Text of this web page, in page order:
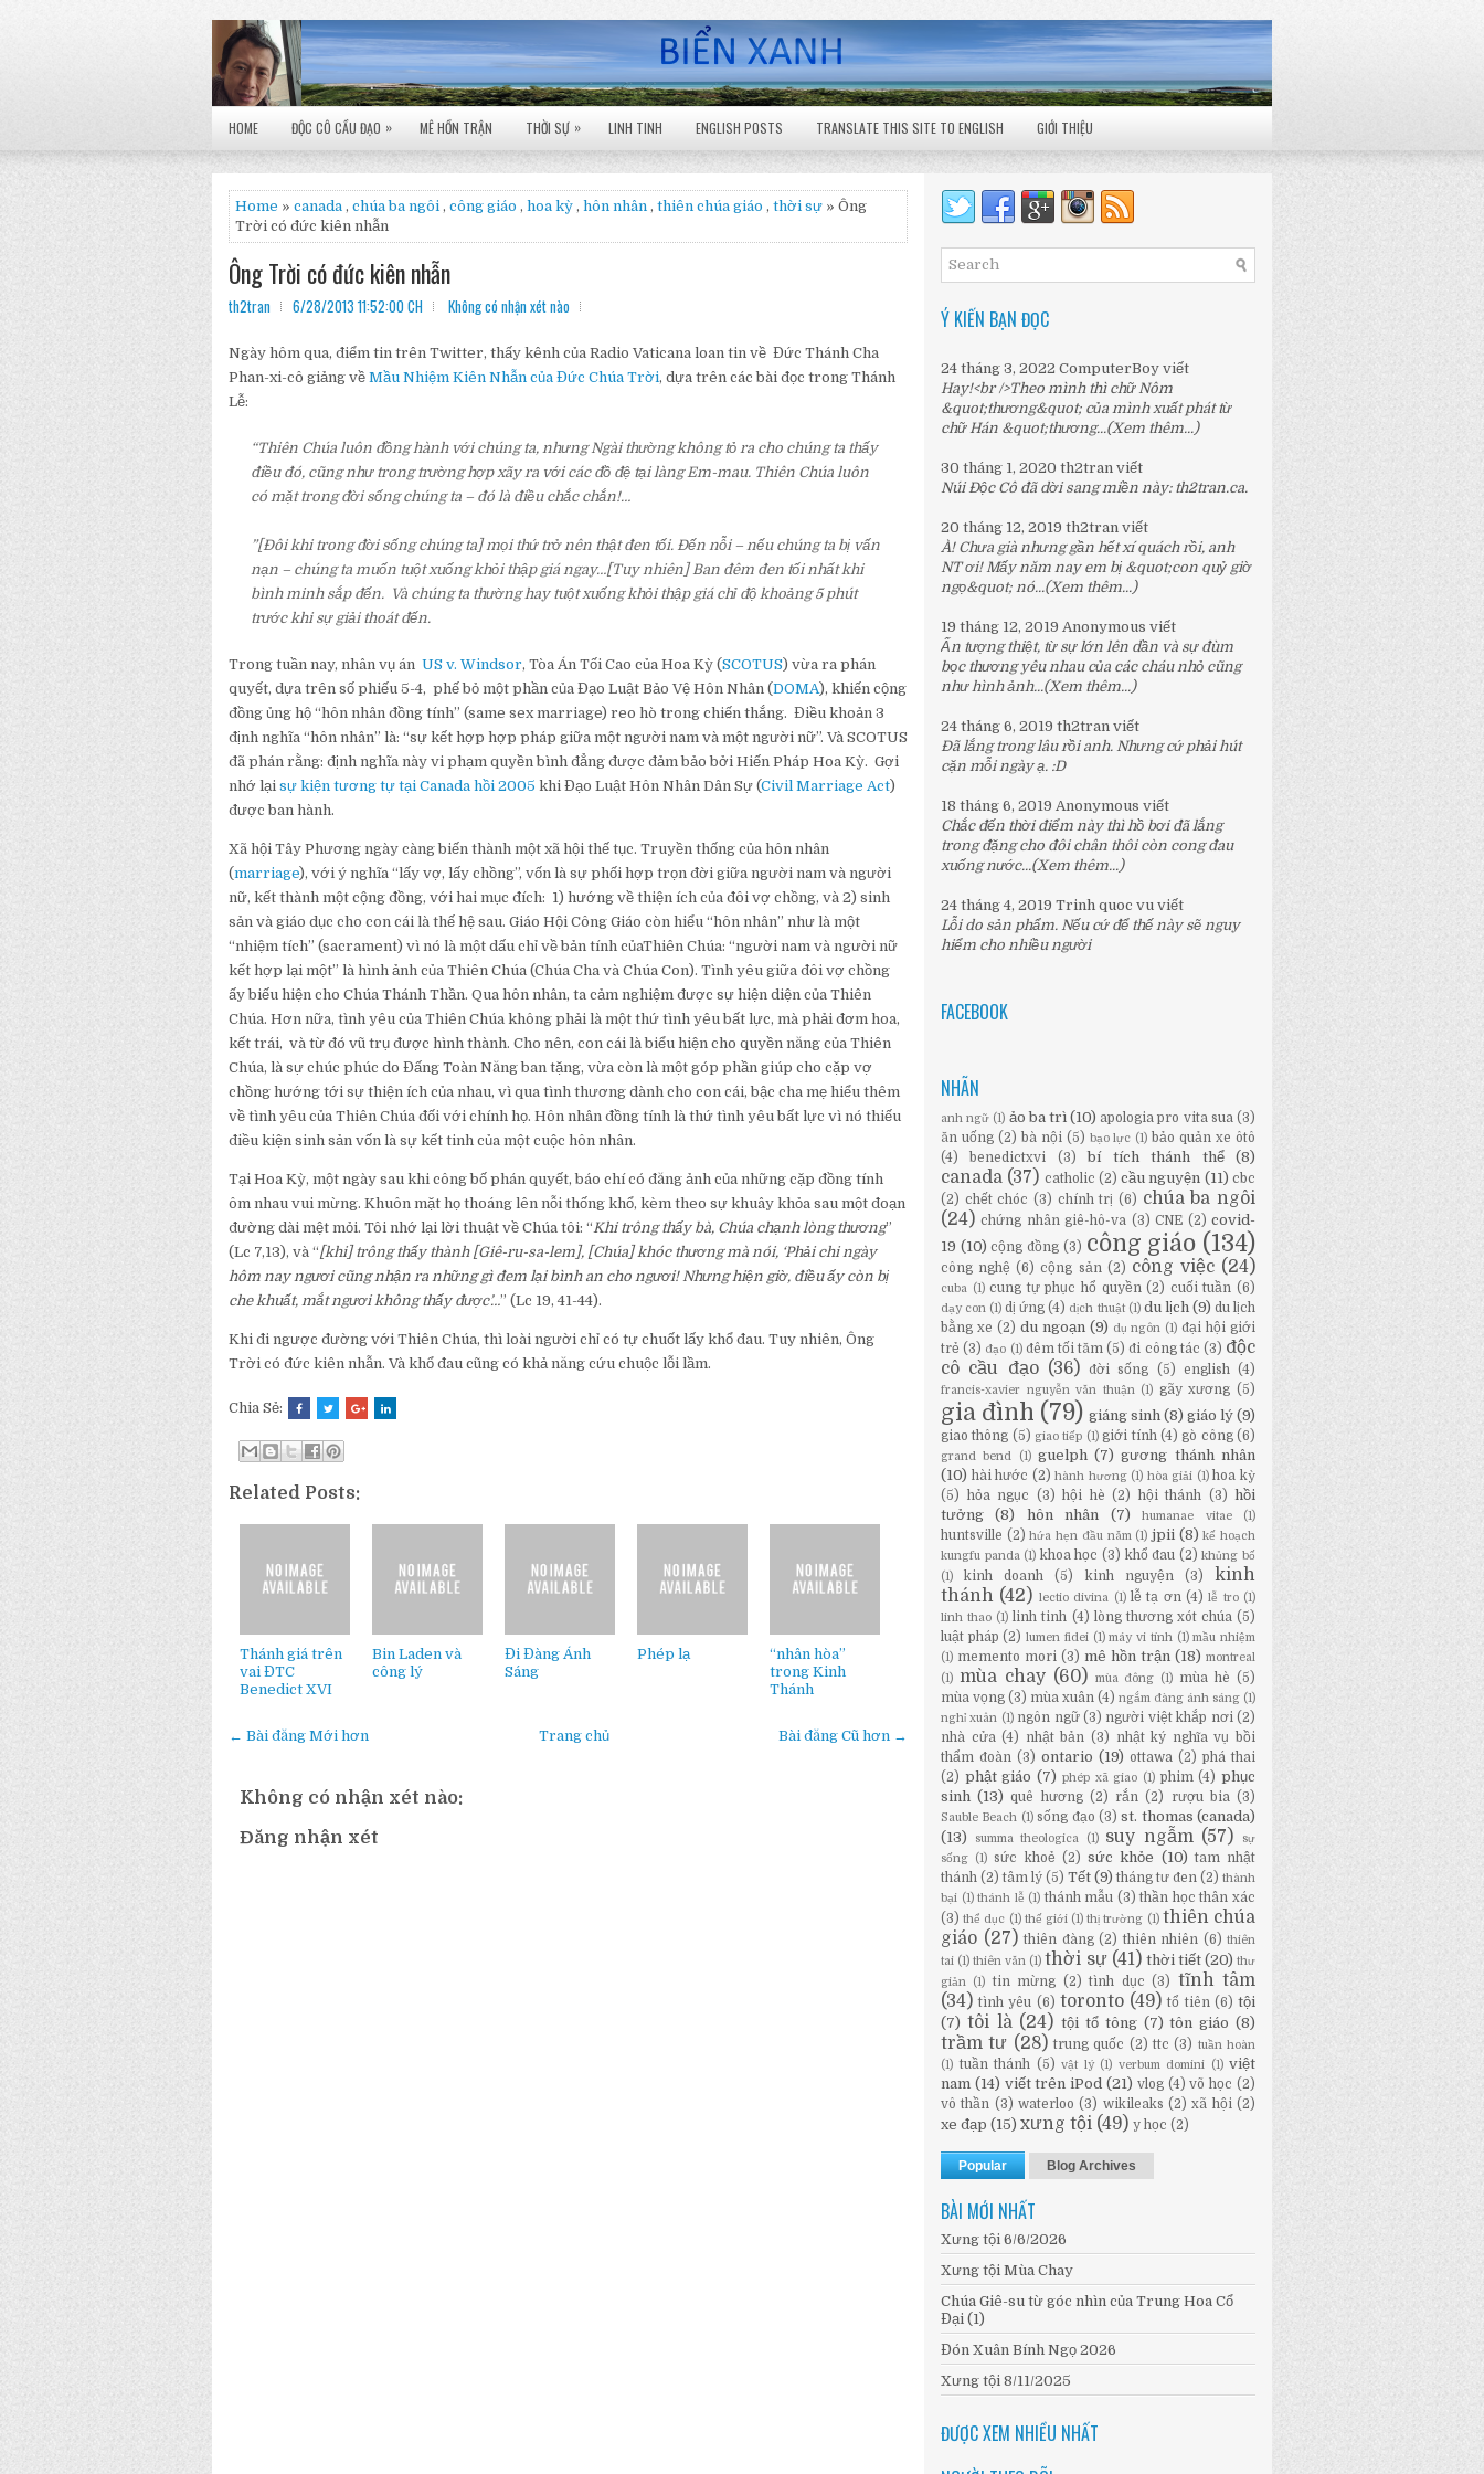
HOME ĐỘC CÔ CẦU ĐẠO » MÊ HỒN TRẬN THỜI SỰ » LINH TINH ENGLISH POSTS TRANSLATE THIS SITE TO ENGLISH GIỚI THIỆU
Home » canada , chúa ba ngôi , công giáo , hoa kỳ , hôn nhân , thiên chúa giáo , thời sự » Ông
Trời có đức kiên nhẫn
Ông Trời có đức kiên nhẫn
th2tran 6/28/2013 11:52:00 CH Không có nhận xét nào
Ngày hôm qua, điểm tin trên Twitter, thấy kênh của Radio Vaticana loan tin về Đức Thánh Cha
Phan-xi-cô giảng về Mầu Nhiệm Kiên Nhẫn của Đức Chúa Trời, dựa trên các bài đọc trong Thánh
Lễ:
“Thiên Chúa luôn đồng hành với chúng ta, nhưng Ngài thường không tỏ ra cho chúng ta thấy
điều đó, cũng như trong trường hợp xãy ra với các đồ đệ tại làng Em-mau. Thiên Chúa luôn
có mặt trong đời sống chúng ta – đó là điều chắc chắn!…
”[Đôi khi trong đời sống chúng ta] mọi thứ trở nên thật đen tối. Đến nỗi – nếu chúng ta bị vấn
nạn – chúng ta muốn tuột xuống khỏi thập giá ngay…[Tuy nhiên] Ban đêm đen tối nhất khi
bình minh sắp đến. Và chúng ta thường hay tuột xuống khỏi thập giá chỉ độ khoảng 5 phút
trước khi sự giải thoát đến.
Trong tuần nay, nhân vụ án US v. Windsor, Tòa Án Tối Cao của Hoa Kỳ (SCOTUS) vừa ra phán
quyết, dựa trên số phiếu 5-4, phế bỏ một phần của Đạo Luật Bảo Vệ Hôn Nhân (DOMA), khiến cộng
đồng ủng hộ “hôn nhân đồng tính” (same sex marriage) reo hò trong chiến thắng. Điều khoản 3
định nghĩa “hôn nhân” là: “sự kết hợp hợp pháp giữa một người nam và một người nữ”. Và SCOTUS
đã phán rằng: định nghĩa này vi phạm quyền bình đẳng được đảm bảo bởi Hiến Pháp Hoa Kỳ. Gợi
nhớ lại sự kiện tương tự tại Canada hồi 2005 khi Đạo Luật Hôn Nhân Dân Sự (Civil Marriage Act)
được ban hành.
Xã hội Tây Phương ngày càng biến thành một xã hội thế tục. Truyền thống của hôn nhân
(marriage), với ý nghĩa “lấy vợ, lấy chồng”, vốn là sự phối hợp trọn đời giữa người nam và người
nữ, kết thành một cộng đồng, với hai mục đích: 1) hướng về thiện ích của đôi vợ chồng, và 2) sinh
sản và giáo dục cho con cái là thế hệ sau. Giáo Hội Công Giáo còn hiểu “hôn nhân” như là một
“nhiệm tích” (sacrament) vì nó là một dấu chỉ về bản tính củaThiên Chúa: “người nam và người nữ
kết hợp lại một” là hình ảnh của Thiên Chúa (Chúa Cha và Chúa Con). Tình yêu giữa đôi vợ chồng
ấy biếu hiện cho Chúa Thánh Thần. Qua hôn nhân, ta cảm nghiệm được sự hiện diện của Thiên
Chúa. Hơn nữa, tình yêu của Thiên Chúa không phải là một thứ tình yêu bất lực, mà phải đơm hoa,
kết trái, và từ đó vũ trụ được hình thành. Cho nên, con cái là biểu hiện cho quyền năng của Thiên
Chúa, là sự chúc phúc do Đấng Toàn Năng ban tặng, vừa còn là một góp phần giúp cho cặp vợ
chồng hướng tới sự thiện ích của nhau, vì qua tình thương dành cho con cái, bậc cha mẹ hiểu thêm
về tình yêu của Thiên Chúa đối với chính họ. Hôn nhân đồng tính là thứ tình yêu bất lực vì nó thiếu
điều kiện sinh sản vốn là sự kết tinh của một cuộc hôn nhân.
Tại Hoa Kỳ, một ngày sau khi công bố phán quyết, báo chí có đăng ảnh của những cặp đồng tính
ôm nhau vui mừng. Khuôn mặt họ thoáng lên nỗi thống khổ, kèm theo sự khuây khỏa sau một đoạn
đường dài mệt mỏi. Tôi nhớ lại lời thuật về Chúa tôi: “Khi trông thấy bà, Chúa chạnh lòng thương”
(Lc 7,13), và “[khi] trông thấy thành [Giê-ru-sa-lem], [Chúa] khóc thương mà nói, ‘Phải chi ngày
hôm nay ngươi cũng nhận ra những gì đem lại bình an cho ngươi! Nhưng hiện giờ, điều ấy còn bị
che khuất, mắt ngươi không thấy được’…” (Lc 19, 41-44).
Khi đi ngược đường với Thiên Chúa, thì loài người chỉ có tự chuốt lấy khổ đau. Tuy nhiên, Ông
Trời có đức kiên nhẫn. Và khổ đau cũng có khả năng cứu chuộc lỗi lầm.
Chia Sẻ:
Related Posts:
Thánh giá trên
vai ĐTC
Benedict XVI
Bin Laden và
công lý
Đi Đàng Ánh
Sáng
Phép lạ
“nhân hòa”
trong Kinh
Thánh
← Bài đăng Mới hơn Bài đăng Cũ hơn →
Trang chủ
Không có nhận xét nào:
Đăng nhận xét
Ý KIẾN BẠN ĐỌC
24 tháng 3, 2022 ComputerBoy viết
Hay!<br />Theo mình thì chữ Nôm
&quot;thương&quot; của mình xuất phát từ
chữ Hán &quot;thương...(Xem thêm...)
30 tháng 1, 2020 th2tran viết
Núi Độc Cô đã dời sang miền này: th2tran.ca.
20 tháng 12, 2019 th2tran viết
À! Chưa già nhưng gần hết xí quách rồi, anh
NT ơi! Mấy năm nay em bị &quot;con quỷ giờ
ngọ&quot; nó...(Xem thêm...)
19 tháng 12, 2019 Anonymous viết
Ấn tượng thiệt, từ sự lớn lên dần và sự đùm
bọc thương yêu nhau của các cháu nhỏ cũng
như hình ảnh...(Xem thêm...)
24 tháng 6, 2019 th2tran viết
Đã lắng trong lâu rồi anh. Nhưng cứ phải hút
cặn mỗi ngày ạ. :D
18 tháng 6, 2019 Anonymous viết
Chắc đến thời điểm này thì hồ bơi đã lắng
trong đặng cho đôi chân thôi còn cong đau
xuống nước...(Xem thêm...)
24 tháng 4, 2019 Trinh quoc vu viết
Lỗi do sản phẩm. Nếu cứ để thế này sẽ nguy
hiểm cho nhiều người
FACEBOOK
NHÃN
anh ngữ (1) ảo ba trì (10) apologia pro vita sua (3)
ăn uống (2) bà nội (5) bạo lực (1) bảo quản xe ôtô
(4)
benedictxvi (3) bí tích thánh thể (8)
canada (37) catholic (2) cầu nguyện (11) cbc
(2) chết chóc (3) chính trị (6) chúa ba ngôi
(24) chứng nhân giê-hô-va (3) CNE (2) covid-
19 (10) cộng đồng (3) công giáo (134)
công nghệ (6) cộng sản (2) công việc (24)
cuba (1) cung tự phục hổ quyền (2) cuối tuần (6)
dạy con (1) dị ứng (4) dịch thuật (1) du lịch (9) du lịch
bằng xe (2) du ngoạn (9) dụ ngôn (1) đại hội giới
trẻ (3) đạo (1) đêm tối tăm (5) đi công tác (3) độc
cô cầu đạo (36) đời sống (5) english (4)
francis-xavier nguyễn văn thuận (1) gãy xương (5)
gia đình (79) giáng sinh (8) giáo lý (9)
giao thông (5) giao tiếp (1) giới tính (4) gò công (6)
grand bend (1) guelph (7) gương thánh nhân
(10) hài hước (2) hành hương (1) hòa giải (1) hoa kỳ
(5) hỏa ngục (3) hội hè (2) hội thánh (3) hồi
tưởng
(8) hôn nhân (7) humanae vitae (1)
huntsville (2) hứa hẹn đầu năm (1) jpii (8) kế hoạch
kungfu panda (1) khoa học (3) khổ đau (2) khủng bố
(1)
kinh doanh (5) kinh nguyện (3)
kinh
thánh (42) lectio divina (1) lễ tạ ơn (4) lễ tro (1)
linh thao (1) linh tinh (4) lòng thương xót chúa (5)
luật pháp (2) lumen fidei (1) máy vi tính (1) mầu nhiệm
(1) memento mori (3) mê hồn trận (18) montreal
(1) mùa chay (60) mùa đông (1) mùa hè (5)
mùa vọng (3) mùa xuân (4) ngắm đàng ánh sáng (1)
nghỉ xuân (1) ngôn ngữ (3) người việt khắp nơi (2)
nhà cửa (4) nhật bản (3) nhật ký nghĩa vụ bồi
thẩm đoàn (3) ontario (19) ottawa (2) phá thai
(2) phật giáo (7) phép xã giao (1) phim (4) phục
sinh (13) quê hương (2) rắn (2) rượu bia (3)
Sauble Beach (1) sống đạo (3) st. thomas (canada)
(13)
summa theologica (1) suy ngẫm (57)
sự
sống
(1) sức khoẻ (2) sức khỏe (10) tam nhật
thánh (2) tâm lý (5) Tết (9) tháng tư đen (2) thành
bại (1) thánh lễ (1) thánh mẫu (3) thần học thân xác
(3) thể dục (1) thế giới (1) thị trường (1) thiên chúa
giáo (27) thiên đàng (2) thiên nhiên (6) thiên
tai (1) thiên văn (1) thời sự (41) thời tiết (20) thư
giản
(1) tin mừng (2) tình dục (3) tĩnh tâm
(34) tình yêu (6) toronto (49) tổ tiên (6) tội
(7) tôi là (24) tội tổ tông (7) tôn giáo (8)
trầm tư (28) trung quốc (2) ttc (3) tuần hoàn
(1) tuần thánh (5) vật lý (1) verbum domini (1) việt
nam (14) viết trên iPod (21) vlog (4) võ học (2)
vô thần (3) waterloo (3) wikileaks (2) xã hội (2)
xe đạp (15) xưng tội (49) y học (2)
Popular Blog Archives
BÀI MỚI NHẤT
Xưng tội 6/6/2026
Xưng tội Mùa Chay
Chúa Giê-su từ góc nhìn của Trung Hoa Cổ
Đại (1)
Đón Xuân Bính Ngọ 2026
Xưng tội 8/11/2025
ĐƯỢC XEM NHIỀU NHẤT